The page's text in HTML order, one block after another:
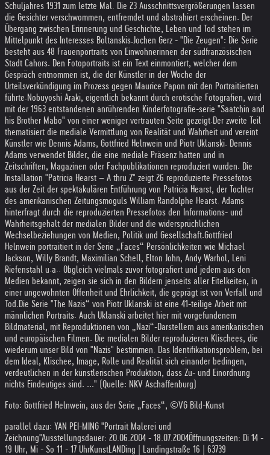
Schuljahres 1931 zum letzte Mal. Die 23 Ausschnittsvergrößerungen lassen
die Gesichter verschwommen, entfremdet und abstrahiert erscheinen. Der
Übergang zwischen Erinnerung und Geschichte, Leben und Tod stehen im
Mittelpunkt des Interesses Boltanskis.Jochen Gerz - "Die Zeugen": Die Serie
besteht aus 48 Frauenportraits von Einwohnerinnen der südfranzösischen
Stadt Cahors. Den Fotoportraits ist ein Text einmontiert, welcher dem
Gespräch entnommen ist, die der Künstler in der Woche der
Urteilsverkündigung im Prozess gegen Maurice Papon mit den Portraitierten
führte.Nobuyoshi Araki, eigentlich bekannt durch erotische Fotografien, wird
mit der 1963 entstandenen anrührenden Kinderfotografie-serie "Saatchin and
his Brother Mabo" von einer weniger vertrauten Seite gezeigt. Der zweite Teil
thematisiert die mediale Vermittlung von Realität und Wahrheit und vereint
Künstler wie Dennis Adams, Gottfried Helnwein und Piotr Uklanski. Dennis
Adams verwendet Bilder, die eine mediale Präsenz hatten und in
Zeitschriften, Magazinen oder Fachpublikationen reproduziert wurden. Die
Installation "Patricia Hearst – A thru Z" zeigt 26 reproduzierte Pressefotos
aus der Zeit der spektakulären Entführung von Patricia Hearst, der Tochter
des amerikanischen Zeitungsmoguls William Randolphe Hearst. Adams
hinterfragt durch die reproduzierten Pressefotos den Informations- und
Wahrheitsgehalt der medialen Bilder und die widersprüchlichen
Wechselbeziehungen von Medien, Politik und Gesellschaft.Gottfried
Helnwein portraitiert in der Serie „Faces“ Persönlichkeiten wie Michael
Jackson, Willy Brandt, Maximilian Schell, Elton John, Andy Warhol, Leni
Riefenstahl u.a.. Obgleich vielmals zuvor fotografiert und jedem aus den
Medien bekannt, zeigen sie sich in den Bildern jenseits aller Eitelkeiten, in
einer ungewohnten Offenheit und Ehrlichkeit, die geprägt ist von Verfall und
Tod. Die Serie "The Nazis“ von Piotr Uklanski ist eine 41-teilige Arbeit mit
männlichen Portraits. Auch Uklanski arbeitet hier mit vorgefundenem
Bildmaterial, mit Reproduktionen von „Nazi“-Darstellern aus amerikanischen
und europäischen Filmen. Die medialen Bilder reproduzieren Klischees, die
wiederum unser Bild von "Nazis" bestimmen. Das Identifikationsproblem, bei
dem Ideal, Klischee, Image, Rolle und Realität sich einander bedingen,
verdeutlichen in der künstlerischen Produktion, dass Zu- und Einordnung
nichts Eindeutiges sind. ..." (Quelle: NKV Aschaffenburg)
Foto: Gottfried Helnwein, aus der Serie „Faces“, ©VG Bild-Kunst
parallel dazu: YAN PEI-MING "Portrait Malerei und
Zeichnung"Ausstellungsdauer: 20.06.2004 - 18.07.2004Öffnungszeiten: Di 14 -
19 Uhr, Mi - So 11 - 17 UhrKunstLANDing | Landingstraße 16 | 63739